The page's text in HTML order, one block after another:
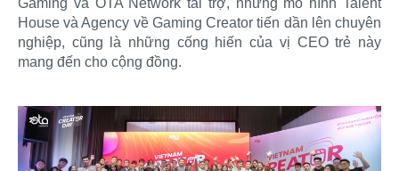
Gaming và OTA Network tài trợ, những mô hình Talent
House và Agency về Gaming Creator tiến dần lên chuyên
nghiệp, cũng là những cống hiến của vị CEO trẻ này
mang đến cho cộng đồng.